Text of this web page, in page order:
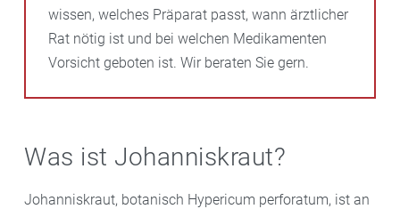
wissen, welches Präparat passt, wann ärztlicher
Rat nötig ist und bei welchen Medikamenten
Vorsicht geboten ist. Wir beraten Sie gern.
Was ist Johanniskraut?
Johanniskraut, botanisch Hypericum perforatum, ist an